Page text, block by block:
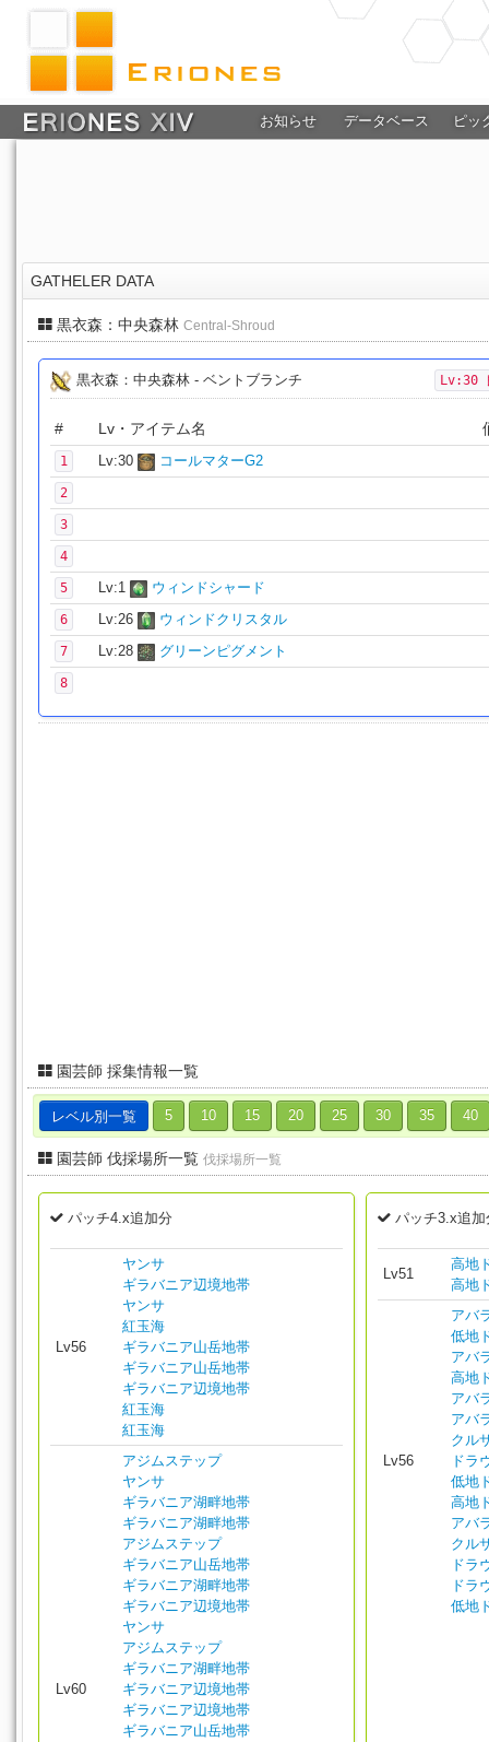
お知らせ データベース ピッ
GATHELER DATA
黒衣森：中央森林 Central-Shroud
黒衣森：中央森林 - ベントブランチ Lv:30
# Lv・アイテム名
1 Lv:30 コールマターG2
2
3
4
5 Lv:1 ウィンドシャード
6 Lv:26 ウィンドクリスタル
7 Lv:28 グリーンピグメント
8
園芸師 採集情報一覧
レベル別一覧 5 10 15 20 25 30 35 40
園芸師 伐採場所一覧 伐採場所一覧
パッチ4.x追加分
Lv56
ヤンサ
ギラバニア辺境地帯
ヤンサ
紅玉海
ギラバニア山岳地帯
ギラバニア山岳地帯
ギラバニア辺境地帯
紅玉海
紅玉海
Lv60
アジムステップ
ヤンサ
ギラバニア湖畔地帯
ギラバニア湖畔地帯
アジムステップ
ギラバニア山岳地帯
ギラバニア湖畔地帯
ギラバニア辺境地帯
ヤンサ
アジムステップ
ギラバニア湖畔地帯
ギラバニア辺境地帯
ギラバニア辺境地帯
ギラバニア山岳地帯
パッチ3.x追加
Lv51
高地
高地
Lv56
アバ
低地
アバ
高地
アバ
アバ
クル
ドラ
低地
高地
アバ
クル
ドラ
ドラ
低地